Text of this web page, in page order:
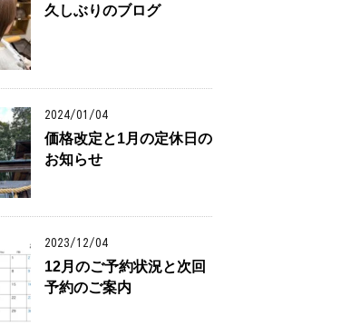
久しぶりのブログ
2024/01/04
価格改定と1月の定休日の
お知らせ
2023/12/04
12月のご予約状況と次回
予約のご案内